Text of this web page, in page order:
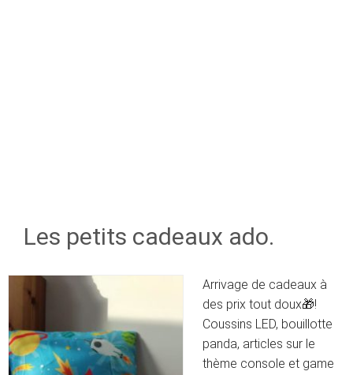
Les petits cadeaux ado.
Arrivage de cadeaux à
des prix tout doux🎁!
Coussins LED, bouillotte
panda, articles sur le
thème console et game